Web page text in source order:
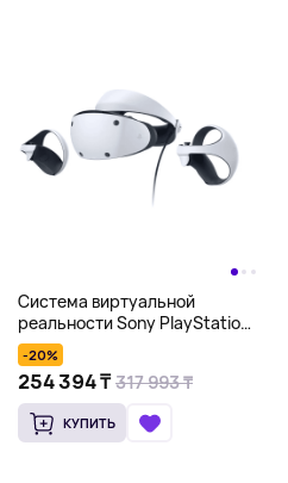
Система виртуальной
реальности Sony PlayStation
VR 2, белый
-20%
254 394 ₸ 317 993 ₸
КУПИТЬ